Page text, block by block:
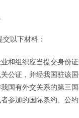
以下材料：
和组织应当提交身份
公证，并经我国驻该
国有外交关系的第三
参加的国际条约、公